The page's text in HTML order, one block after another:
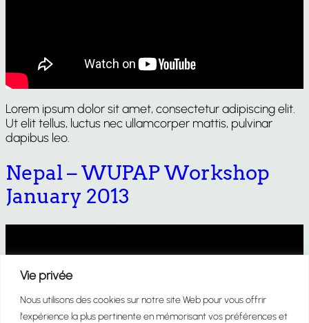
Vie privée
Nous utilisons des cookies sur notre site Web pour vous offrir
l'expérience la plus pertinente en mémorisant vos préférences et
Lorem ipsum dolor sit amet, consectetur adipiscing elit.
Ut elit tellus, luctus nec ullamcorper mattis, pulvinar
dapibus leo.
Nepal – WUPAP Workshop
January 2013